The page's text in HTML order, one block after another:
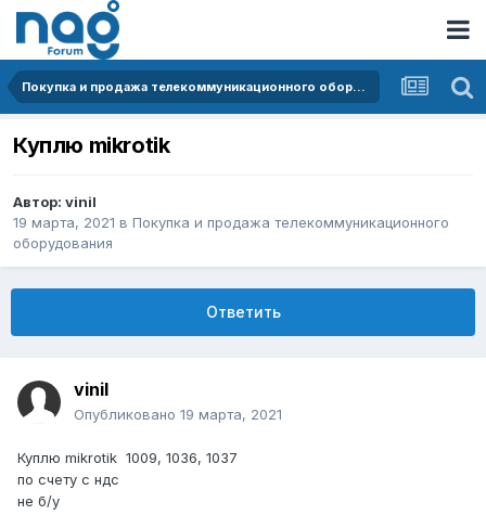
Покупка и продажа телекоммуникационного оборудования
Куплю mikrotik
Автор: vinil
19 марта, 2021 в Покупка и продажа телекоммуникационного
оборудования
Ответить
vinil
Опубликовано 19 марта, 2021
Куплю mikrotik 1009, 1036, 1037
по счету с ндс
не б/у